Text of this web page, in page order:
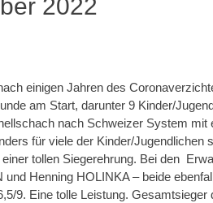
2022
einigen Jahren des
am Start, darunter 9 Kinder/
nach Schweizer System mit
für viele der Kinder/Jugendlichen
tollen Siegerehrung. Bei den
Henning HOLINKA – beide
9. Eine tolle Leistung. Gesamtsieger